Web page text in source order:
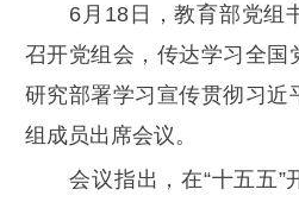
6月18日，教育部党组
召开党组会，传达学习全国
研究部署学习宣传贯彻习近
组成员出席会议。
会议指出，在“十五五”